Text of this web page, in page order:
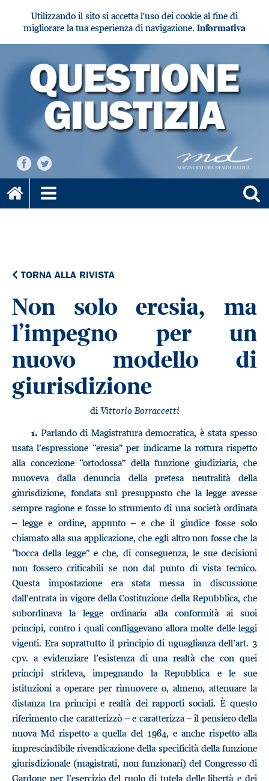
Utilizzando il sito si accetta l'uso dei cookie al fine di
migliorare la tua esperienza di navigazione. Informativa
TORNA ALLA RIVISTA
Non solo eresia, ma
l’impegno per un
nuovo modello di
giurisdizione
diVittorio Borraccetti
1. Parlando di Magistratura democratica, è stata spesso
usata l’espressione “eresia” per indicarne la rottura rispetto
alla concezione “ortodossa” della funzione giudiziaria, che
muoveva dalla denuncia della pretesa neutralità della
giurisdizione, fondata sul presupposto che la legge avesse
sempre ragione e fosse lo strumento di una società ordinata
– legge e ordine, appunto – e che il giudice fosse solo
chiamato alla sua applicazione, che egli altro non fosse che la
“bocca della legge” e che, di conseguenza, le sue decisioni
non fossero criticabili se non dal punto di vista tecnico.
Questa impostazione era stata messa in discussione
dall’entrata in vigore della Costituzione della Repubblica, che
subordinava la legge ordinaria alla conformità ai suoi
principi, contro i quali confliggevano allora molte delle leggi
vigenti. Era soprattutto il principio di uguaglianza dell’art. 3
cpv. a evidenziare l’esistenza di una realtà che con quei
principi strideva, impegnando la Repubblica e le sue
istituzioni a operare per rimuovere o, almeno, attenuare la
distanza tra principi e realtà dei rapporti sociali. È questo
riferimento che caratterizzò – e caratterizza – il pensiero della
nuova Md rispetto a quella del 1964, e anche rispetto alla
imprescindibile rivendicazione della specificità della funzione
giurisdizionale (magistrati, non funzionari) del Congresso di
Gardone per l’esercizio del ruolo di tutela delle libertà e dei